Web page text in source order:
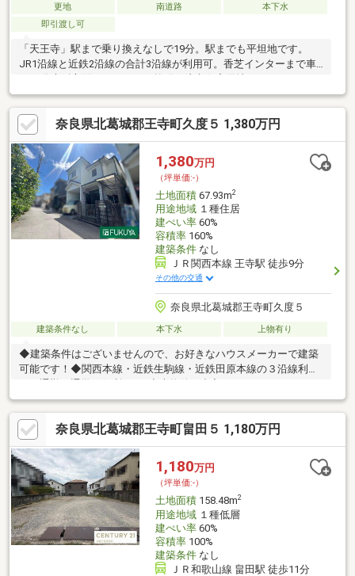
更地 南道路
本下水
即引渡し可
「天王寺」駅まで乗り換えなしで19分。駅までも平坦地です。
JR1沿線と近鉄2沿線の合計3沿線が利用可。香芝インターまで車
奈良県北葛城郡王寺町久度５ 1,380万円
1,380万円
（坪単価:-）
土地面積67.93m2
用途地域１種住居
建ぺい率60%
容積率160%
建築条件なし
ＪＲ関西本線 王寺駅 徒歩9分
その他の交通
奈良県北葛城郡王寺町久度５
建築条件なし 本下水 上物有り
◆建築条件はございませんので、お好きなハウスメーカーで建築
可能です！◆関西本線・近鉄生駒線・近鉄田原本線の３沿線利用
奥へ進むと行き止まりになっているため、基本的に住宅に住んで
いる人以外はほとんど入ってくることがありません♪※本物件北側
前面道路の対側地において開発工事が予定されており、これに伴
い前面道路の幅員は現況約4ｍから約6ｍへ拡幅される予定です。
尚、工事完了時期は2027年1月末頃を予定しています。【物件の
特徴】２沿線以上利用可、山が見える、陽当り良好、建築条件な
し、平坦地、周辺交通量少なめ
奈良県北葛城郡王寺町畠田５ 1,180万円
1,180万円
（坪単価:-）
土地面積158.48m2
用途地域１種低層
建ぺい率60%
容積率100%
建築条件なし
ＪＲ和歌山線 畠田駅 徒歩11分